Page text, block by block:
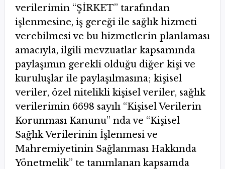
verilerimin “ŞİRKET’’ tarafından
işlenmesine, iş gereği ile sağlık hizmeti
verebilmesi ve bu hizmetlerin planlaması
amacıyla, ilgili mevzuatlar kapsamında
paylaşımın gerekli olduğu diğer kişi ve
kuruluşlar ile paylaşılmasına; kişisel
veriler, özel nitelikli kişisel veriler, sağlık
verilerimin 6698 sayılı “Kişisel Verilerin
Korunması Kanunu” nda ve “Kişisel
Sağlık Verilerinin İşlenmesi ve
Mahremiyetinin Sağlanması Hakkında
Yönetmelik” te tanımlanan kapsamda